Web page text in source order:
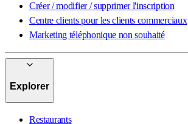
Créer / modifier / supprimer l'inscription
Centre clients pour les clients commerciaux
Marketing téléphonique non souhaité
Explorer
Restaurants